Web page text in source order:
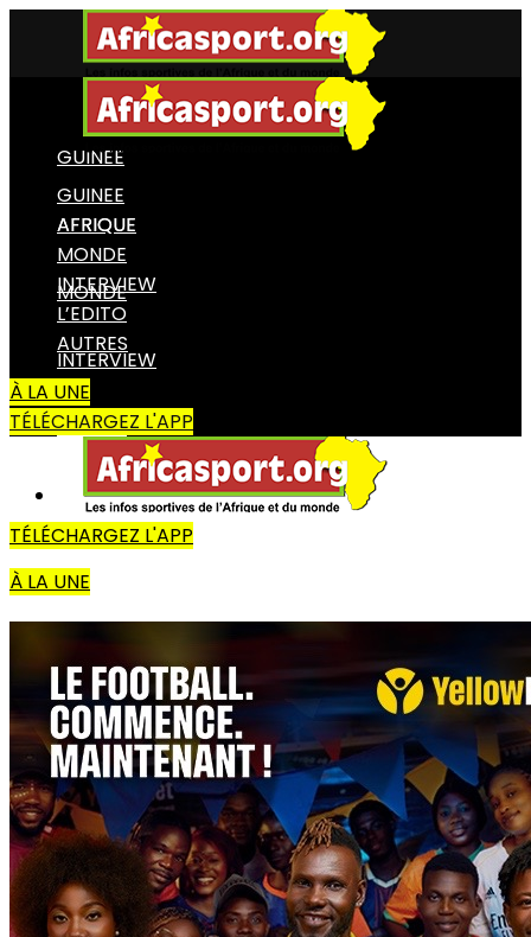
GUINEE
AFRIQUE
MONDE
INTERVIEW
L’EDITO
AUTRES
À LA UNE
GUINEE
AFRIQUE
MONDE
INTERVIEW
L’EDITO
AUTRES
À LA UNE
TÉLÉCHARGEZ L'APP
TÉLÉCHARGEZ L'APP